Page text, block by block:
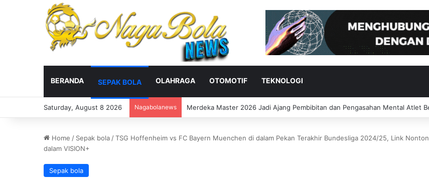
BERANDA SEPAK BOLA OLAHRAGA OTOMOTIF TEKNOLOGI
Saturday, August 8 2026 Nagabolanews Veda Ega Pratama Bersinar di Practice Moto3 Inggris, Finis Ketiga
Home / Sepak bola /TSG Hoffenheim vs FC Bayern Muenchen di dalam Pekan Terakhir Bundesliga 2024/25, Link Nonton
dalam VISION+
Sepak bola